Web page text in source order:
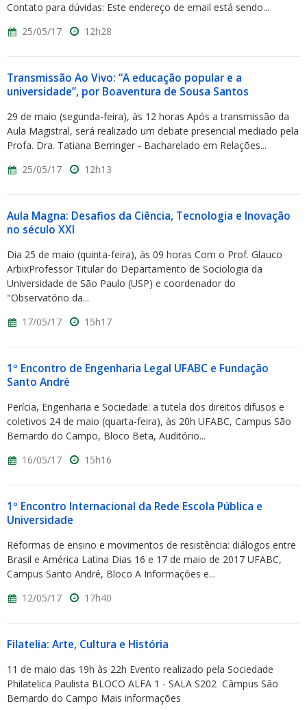
Contato para dúvidas: Este endereço de email está sendo...
25/05/17
12h28
Transmissão Ao Vivo: “A educação popular e a
universidade”, por Boaventura de Sousa Santos
29 de maio (segunda-feira), às 12 horas Após a transmissão da
Aula Magistral, será realizado um debate presencial mediado pela
Profa. Dra. Tatiana Berringer - Bacharelado em Relações...
25/05/17
12h13
Aula Magna: Desafios da Ciência, Tecnologia e Inovação
no século XXI
Dia 25 de maio (quinta-feira), às 09 horas Com o Prof. Glauco
ArbixProfessor Titular do Departamento de Sociologia da
Universidade de São Paulo (USP) e coordenador do
"Observatório da...
17/05/17
15h17
1º Encontro de Engenharia Legal UFABC e Fundação
Santo André
Perícia, Engenharia e Sociedade: a tutela dos direitos difusos e
coletivos 24 de maio (quarta-feira), às 20h UFABC, Campus São
Bernardo do Campo, Bloco Beta, Auditório...
16/05/17
15h16
1º Encontro Internacional da Rede Escola Pública e
Universidade
Reformas de ensino e movimentos de resistência: diálogos entre
Brasil e América Latina Dias 16 e 17 de maio de 2017 UFABC,
Campus Santo André, Bloco A Informações e...
12/05/17
17h40
Filatelia: Arte, Cultura e História
11 de maio das 19h às 22h Evento realizado pela Sociedade
Philatelica Paulista BLOCO ALFA 1 - SALA S202 Câmpus São
Bernardo do Campo Mais informações